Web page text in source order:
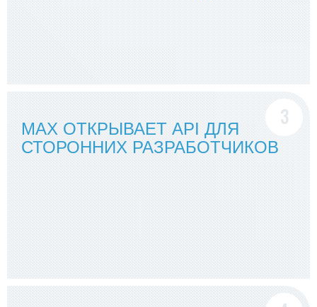
MАХ ОТКРЫВАЕТ API ДЛЯ
СТОРОННИХ РАЗРАБОТЧИКОВ